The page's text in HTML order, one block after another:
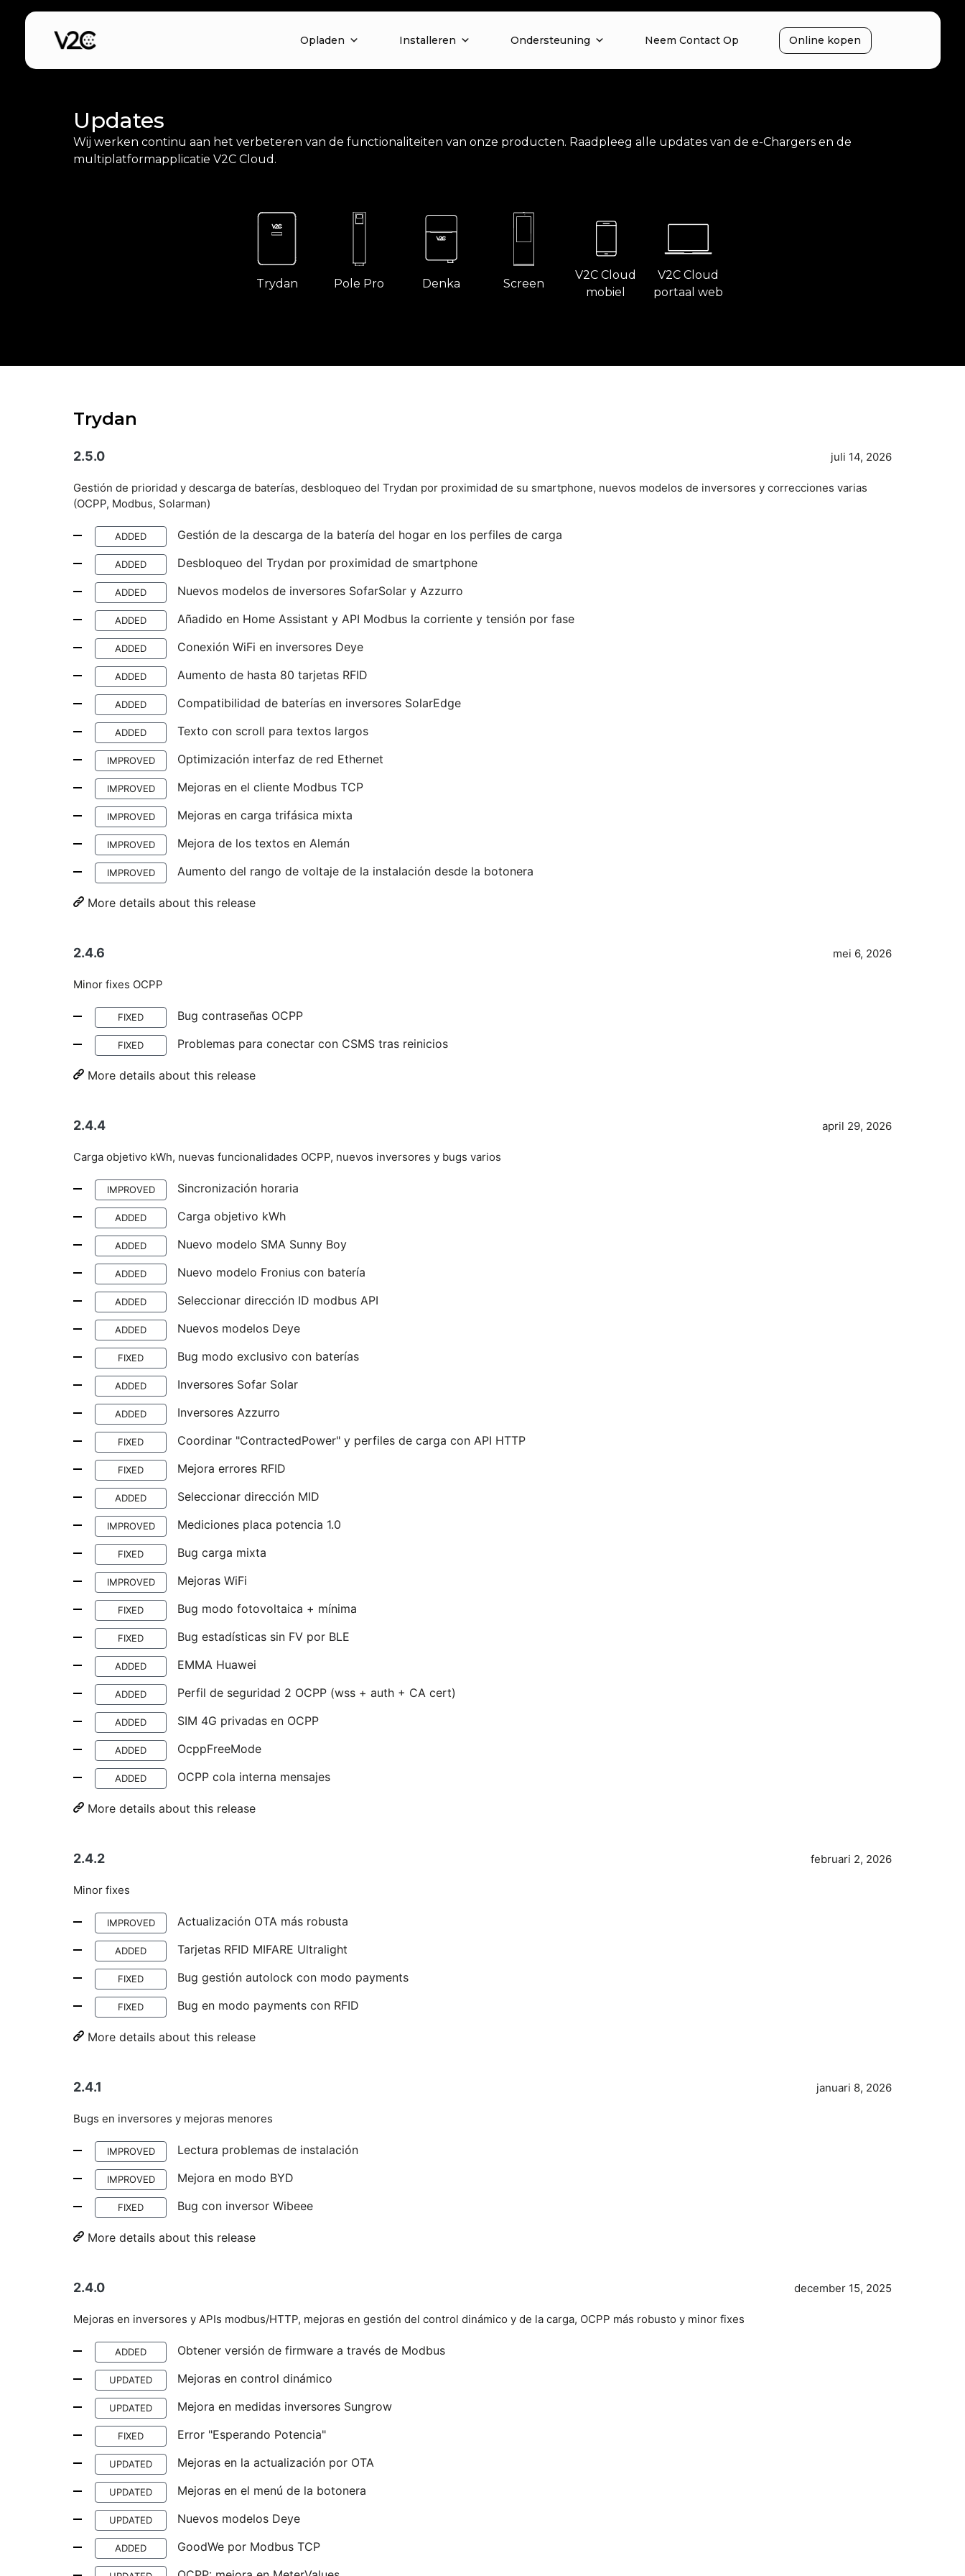
inhoud
Opladen Installeren Ondersteuning Neem Contact Op Online kopen
Updates
Wij werken continu aan het verbeteren van de functionaliteiten van onze producten. Raadpleeg alle updates van de e-Chargers en de
multiplatformapplicatie V2C Cloud.
Trydan Pole Pro Denka Screen
V2C Cloud
mobiel
V2C Cloud
portaal web
Trydan
2.5.0 juli 14, 2026
Gestión de prioridad y descarga de baterías, desbloqueo del Trydan por proximidad de su smartphone, nuevos modelos de inversores y correcciones varias
(OCPP, Modbus, Solarman)
ADDED Gestión de la descarga de la batería del hogar en los perfiles de carga
ADDED Desbloqueo del Trydan por proximidad de smartphone
ADDED Nuevos modelos de inversores SofarSolar y Azzurro
ADDED Añadido en Home Assistant y API Modbus la corriente y tensión por fase
ADDED Conexión WiFi en inversores Deye
ADDED Aumento de hasta 80 tarjetas RFID
ADDED Compatibilidad de baterías en inversores SolarEdge
ADDED Texto con scroll para textos largos
IMPROVED Optimización interfaz de red Ethernet
IMPROVED Mejoras en el cliente Modbus TCP
IMPROVED Mejoras en carga trifásica mixta
IMPROVED Mejora de los textos en Alemán
IMPROVED Aumento del rango de voltaje de la instalación desde la botonera
More details about this release
2.4.6 mei 6, 2026
Minor fixes OCPP
FIXED Bug contraseñas OCPP
FIXED Problemas para conectar con CSMS tras reinicios
More details about this release
2.4.4 april 29, 2026
Carga objetivo kWh, nuevas funcionalidades OCPP, nuevos inversores y bugs varios
IMPROVED Sincronización horaria
ADDED Carga objetivo kWh
ADDED Nuevo modelo SMA Sunny Boy
ADDED Nuevo modelo Fronius con batería
ADDED Seleccionar dirección ID modbus API
ADDED Nuevos modelos Deye
FIXED Bug modo exclusivo con baterías
ADDED Inversores Sofar Solar
ADDED Inversores Azzurro
FIXED Coordinar "ContractedPower" y perfiles de carga con API HTTP
FIXED Mejora errores RFID
ADDED Seleccionar dirección MID
IMPROVED Mediciones placa potencia 1.0
FIXED Bug carga mixta
IMPROVED Mejoras WiFi
FIXED Bug modo fotovoltaica + mínima
FIXED Bug estadísticas sin FV por BLE
ADDED EMMA Huawei
ADDED Perfil de seguridad 2 OCPP (wss + auth + CA cert)
ADDED SIM 4G privadas en OCPP
ADDED OcppFreeMode
ADDED OCPP cola interna mensajes
More details about this release
2.4.2 februari 2, 2026
Minor fixes
IMPROVED Actualización OTA más robusta
ADDED Tarjetas RFID MIFARE Ultralight
FIXED Bug gestión autolock con modo payments
FIXED Bug en modo payments con RFID
More details about this release
2.4.1 januari 8, 2026
Bugs en inversores y mejoras menores
IMPROVED Lectura problemas de instalación
IMPROVED Mejora en modo BYD
FIXED Bug con inversor Wibeee
More details about this release
2.4.0 december 15, 2025
Mejoras en inversores y APIs modbus/HTTP, mejoras en gestión del control dinámico y de la carga, OCPP más robusto y minor fixes
ADDED Obtener versión de firmware a través de Modbus
UPDATED Mejoras en control dinámico
UPDATED Mejora en medidas inversores Sungrow
FIXED Error "Esperando Potencia"
UPDATED Mejoras en la actualización por OTA
UPDATED Mejoras en el menú de la botonera
UPDATED Nuevos modelos Deye
ADDED GoodWe por Modbus TCP